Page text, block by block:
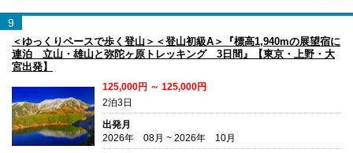
9
＜ゆっくりペースで歩く登山＞＜登山初級A＞『標高1,940mの展望宿に
連泊 立山・雄山と弥陀ヶ原トレッキング 3日間』【東京・上野・大
宮出発】
125,000円 ～ 125,000円
2泊3日
出発月
2026年 08月 ~ 2026年 10月